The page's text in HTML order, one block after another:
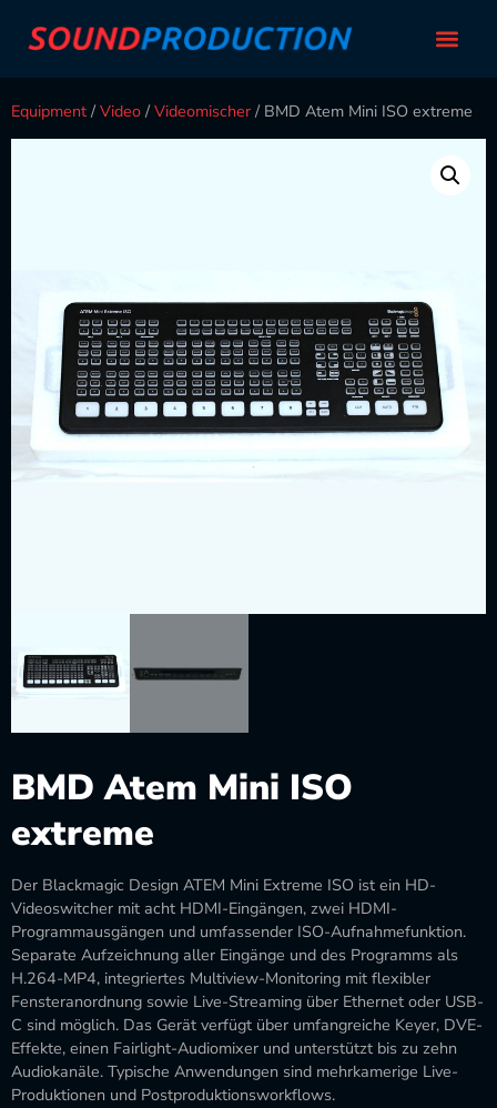
Equipment /Video /Videomischer / BMD Atem Mini ISO extreme
BMD Atem Mini ISO
extreme
Der Blackmagic Design ATEM Mini Extreme ISO ist ein HD-
Videoswitcher mit acht HDMI-Eingängen, zwei HDMI-
Programmausgängen und umfassender ISO-Aufnahmefunktion.
Separate Aufzeichnung aller Eingänge und des Programms als
H.264-MP4, integriertes Multiview-Monitoring mit flexibler
Fensteranordnung sowie Live-Streaming über Ethernet oder USB-
C sind möglich. Das Gerät verfügt über umfangreiche Keyer, DVE-
Effekte, einen Fairlight-Audiomixer und unterstützt bis zu zehn
Audiokanäle. Typische Anwendungen sind mehrkamerige Live-
Produktionen und Postproduktionsworkflows.